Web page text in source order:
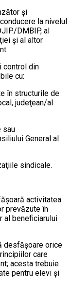
şi
la nivelul
DMBIP, al
şi al altor
control din
cu:
în structurile de
judeţean/al
sau
General al
sindicale.
activitatea
prevăzute în
al beneficiarului
desfăşoare orice
care
acesta trebuie
pentru elevi şi